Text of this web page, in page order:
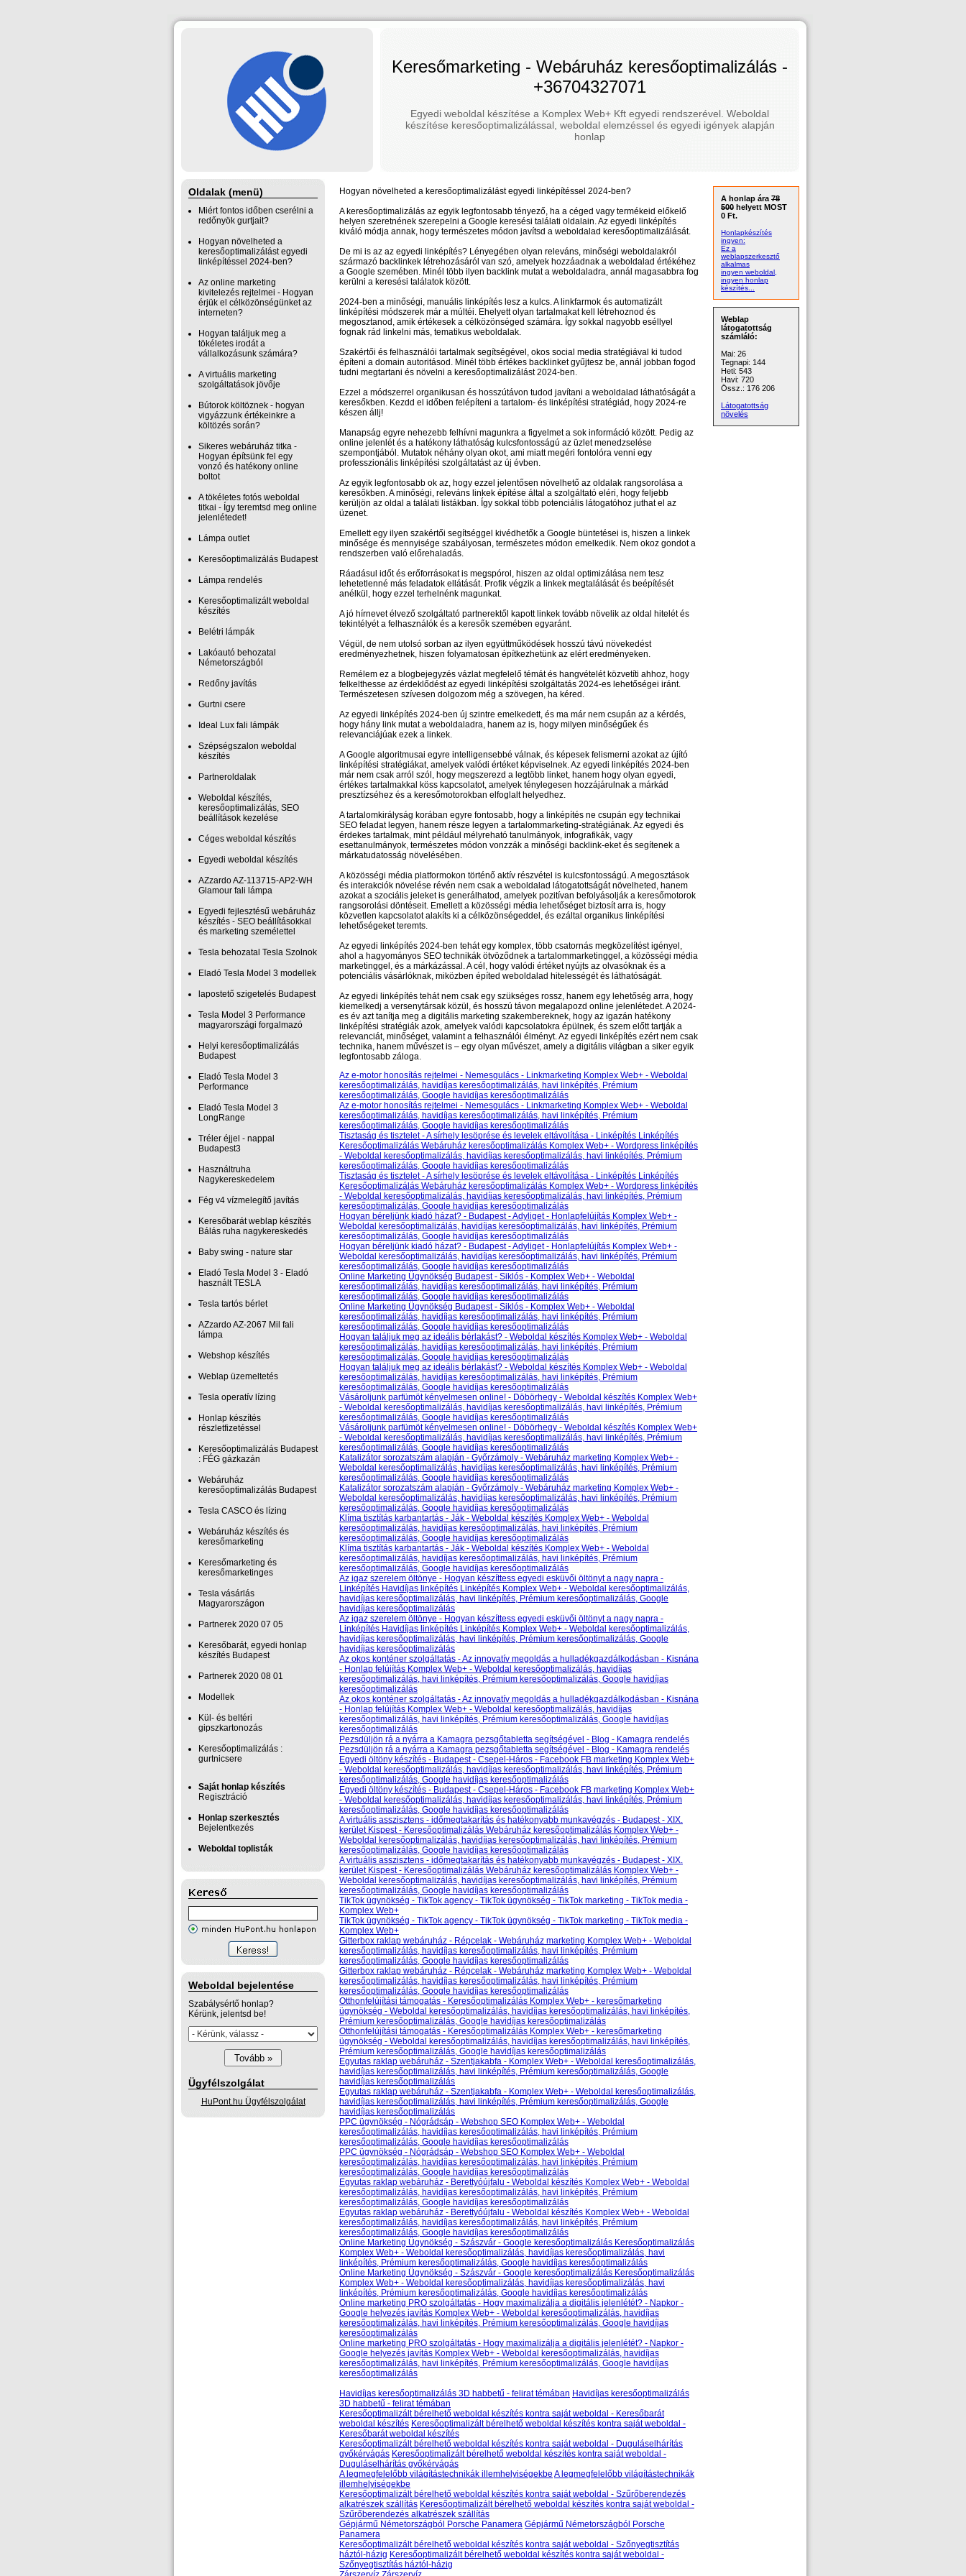
Keresőmarketing - Webáruház keresőoptimalizálás -
+36704327071
Egyedi weboldal készítése a Komplex Web+ Kft egyedi rendszerével. Weboldal
készítése keresőoptimalizálással, weboldal elemzéssel és egyedi igények alapján
honlap
Oldalak (menü)
Miért fontos időben cserélni a
redőnyök gurtjait?
Hogyan növelheted a
keresőoptimalizálást egyedi
linképítéssel 2024-ben?
Az online marketing
kivitelezés rejtelmei - Hogyan
érjük el célközönségünket az
interneten?
Hogyan találjuk meg a
tökéletes irodát a
vállalkozásunk számára?
A virtuális marketing
szolgáltatások jövője
Bútorok költöznek - hogyan
vigyázzunk értékeinkre a
költözés során?
Sikeres webáruház titka -
Hogyan építsünk fel egy
vonzó és hatékony online
boltot
A tökéletes fotós weboldal
titkai - Így teremtsd meg online
jelenlétedet!
Lámpa outlet
Keresőoptimalizálás Budapest
Lámpa rendelés
Keresőoptimalizált weboldal
készítés
Belétri lámpák
Lakóautó behozatal
Németországból
Redőny javítás
Gurtni csere
Ideal Lux fali lámpák
Szépségszalon weboldal
készítés
Partneroldalak
Weboldal készítés,
keresőoptimalizálás, SEO
beállítások kezelése
Céges weboldal készítés
Egyedi weboldal készítés
AZzardo AZ-113715-AP2-WH
Glamour fali lámpa
Egyedi fejlesztésű webáruház
készítés - SEO beállításokkal
és marketing személettel
Tesla behozatal Tesla Szolnok
Eladó Tesla Model 3 modellek
lapostető szigetelés Budapest
Tesla Model 3 Performance
magyarországi forgalmazó
Helyi keresőoptimalizálás
Budapest
Eladó Tesla Model 3
Performance
Eladó Tesla Model 3
LongRange
Tréler éjjel - nappal
Budapest3
Használtruha
Nagykereskedelem
Fég v4 vízmelegítő javítás
Keresőbarát weblap készítés
Bálás ruha nagykereskedés
Baby swing - nature star
Eladó Tesla Model 3 - Eladó
használt TESLA
Tesla tartós bérlet
AZzardo AZ-2067 Mil fali
lámpa
Webshop készítés
Weblap üzemeltetés
Tesla operatív lízing
Honlap készítés
részletfizetéssel
Keresőoptimalizálás Budapest
: FÉG gázkazán
Webáruház
keresőoptimalizálás Budapest
Tesla CASCO és lízing
Webáruház készítés és
keresőmarketing
Keresőmarketing és
keresőmarketinges
Tesla vásárlás
Magyarországon
Partnerek 2020 07 05
Keresőbarát, egyedi honlap‎
készítés Budapest
Partnerek 2020 08 01
Modellek
Kül- és beltéri
gipszkartonozás
Keresőoptimalizálás :
gurtnicsere
Saját honlap készítés
Regisztráció
Honlap szerkesztés
Bejelentkezés
Weboldal toplisták
Weboldal bejelentése
Szabálysértő honlap?
Kérünk, jelentsd be!
Ügyfélszolgálat
HuPont.hu Ügyfélszolgálat
Hogyan növelheted a keresőoptimalizálást egyedi linképítéssel 2024-ben?
A keresőoptimalizálás az egyik legfontosabb tényező, ha a céged vagy termékeid előkelő
helyen szeretnének szerepelni a Google keresési találati oldalain. Az egyedi linképítés
kiváló módja annak, hogy természetes módon javítsd a weboldalad keresőoptimalizálását.
De mi is az az egyedi linképítés? Lényegében olyan releváns, minőségi weboldalakról
származó backlinkek létrehozásáról van szó, amelyek hozzáadnak a weboldalad értékéhez
a Google szemében. Minél több ilyen backlink mutat a weboldaladra, annál magasabbra fog
kerülni a keresési találatok között.
2024-ben a minőségi, manuális linképítés lesz a kulcs. A linkfarmok és automatizált
linképítési módszerek már a múltéi. Ehelyett olyan tartalmakat kell létrehoznod és
megosztanod, amik értékesek a célközönséged számára. Így sokkal nagyobb eséllyel
fognak rád linkelni más, tematikus weboldalak.
Szakértői és felhasználói tartalmak segítségével, okos social media stratégiával ki tudod
építeni a domain autoritásod. Minél több értékes backlinket gyűjtesz be, annál jobban fogod
tudni megtartani és növelni a keresőoptimalizálást 2024-ben.
Ezzel a módszerrel organikusan és hosszútávon tudod javítani a weboldalad láthatóságát a
keresőkben. Kezdd el időben felépíteni a tartalom- és linképítési stratégiád, hogy 2024-re
készen állj!
Manapság egyre nehezebb felhívni magunkra a figyelmet a sok információ között. Pedig az
online jelenlét és a hatékony láthatóság kulcsfontosságú az üzlet menedzselése
szempontjából. Mutatok néhány olyan okot, ami miatt megéri fontolóra venni egy
professzionális linképítési szolgáltatást az új évben.
Az egyik legfontosabb ok az, hogy ezzel jelentősen növelhető az oldalak rangsorolása a
keresőkben. A minőségi, releváns linkek építése által a szolgáltató eléri, hogy feljebb
kerüljön az oldal a találati listákban. Így sokkal több potenciális látogatóhoz juthat el az
üzenet.
Emellett egy ilyen szakértői segítséggel kivédhetők a Google büntetései is, hiszen a linkek
minősége és mennyisége szabályosan, természetes módon emelkedik. Nem okoz gondot a
rendszerben való előrehaladás.
Ráadásul időt és erőforrásokat is megspórol, hiszen az oldal optimizálása nem tesz
lehetetlenné más feladatok ellátását. Profik végzik a linkek megtalálását és beépítését
anélkül, hogy ezzel terhelnénk magunkat.
A jó hírnevet élvező szolgáltató partnerektől kapott linkek tovább növelik az oldal hitelét és
tekintélyét a felhasználók és a keresők szemében egyaránt.
Végül, de nem utolsó sorban az ilyen együttműködések hosszú távú növekedést
eredményezhetnek, hiszen folyamatosan építkezhetünk az elért eredményeken.
Remélem ez a blogbejegyzés vázlat megfelelő témát és hangvételét közvetíti ahhoz, hogy
felkelthesse az érdeklődést az egyedi linképítési szolgáltatás 2024-es lehetőségei iránt.
Természetesen szívesen dolgozom még a szövegen, ha kéred.
Az egyedi linképítés 2024-ben új szintre emelkedett, és ma már nem csupán az a kérdés,
hogy hány link mutat a weboldaladra, hanem az is, hogy milyen minőségűek és
relevanciájúak ezek a linkek.
A Google algoritmusai egyre intelligensebbé válnak, és képesek felismerni azokat az újító
linképítési stratégiákat, amelyek valódi értéket képviselnek. Az egyedi linképítés 2024-ben
már nem csak arról szól, hogy megszerezd a legtöbb linket, hanem hogy olyan egyedi,
értékes tartalmakkal köss kapcsolatot, amelyek ténylegesen hozzájárulnak a márkád
presztízséhez és a keresőmotorokban elfoglalt helyedhez.
A tartalomkirályság korában egyre fontosabb, hogy a linképítés ne csupán egy technikai
SEO feladat legyen, hanem része legyen a tartalommarketing-stratégiának. Az egyedi és
érdekes tartalmak, mint például mélyreható tanulmányok, infografikák, vagy
esettanulmányok, természetes módon vonzzák a minőségi backlink-eket és segítenek a
márkatudatosság növelésében.
A közösségi média platformokon történő aktív részvétel is kulcsfontosságú. A megosztások
és interakciók növelése révén nem csak a weboldalad látogatottságát növelheted, hanem
azokat a szociális jeleket is generálhatod, amelyek pozitívan befolyásolják a keresőmotorok
rangsorolási döntéseit. Emellett a közösségi média lehetőséget biztosít arra is, hogy
közvetlen kapcsolatot alakíts ki a célközönségeddel, és ezáltal organikus linképítési
lehetőségeket teremts.
Az egyedi linképítés 2024-ben tehát egy komplex, több csatornás megközelítést igényel,
ahol a hagyományos SEO technikák ötvöződnek a tartalommarketinggel, a közösségi média
marketinggel, és a márkázással. A cél, hogy valódi értéket nyújts az olvasóknak és a
potenciális vásárlóknak, miközben építed weboldalad hitelességét és láthatóságát.
Az egyedi linképítés tehát nem csak egy szükséges rossz, hanem egy lehetőség arra, hogy
kiemelkedj a versenytársak közül, és hosszú távon megalapozd online jelenlétedet. A 2024-
es év azt tanítja meg a digitális marketing szakembereknek, hogy az igazán hatékony
linképítési stratégiák azok, amelyek valódi kapcsolatokra épülnek, és szem előtt tartják a
relevanciát, minőséget, valamint a felhasználói élményt. Az egyedi linképítés ezért nem csak
technika, hanem művészet is – egy olyan művészet, amely a digitális világban a siker egyik
legfontosabb záloga.
Az e-motor honosítás rejtelmei - Nemesgulács - Linkmarketing Komplex Web+ - Weboldal
keresőoptimalizálás, havidíjas keresőoptimalizálás, havi linképítés, Prémium
keresőoptimalizálás, Google havidíjas keresőoptimalizálás
Az e-motor honosítás rejtelmei - Nemesgulács - Linkmarketing Komplex Web+ - Weboldal
keresőoptimalizálás, havidíjas keresőoptimalizálás, havi linképítés, Prémium
keresőoptimalizálás, Google havidíjas keresőoptimalizálás
Tisztaság és tisztelet - A sírhely lesöprése és levelek eltávolítása - Linképítés Linképítés
Keresőoptimalizálás Webáruház keresőoptimalizálás Komplex Web+ - Wordpress linképítés
- Weboldal keresőoptimalizálás, havidíjas keresőoptimalizálás, havi linképítés, Prémium
keresőoptimalizálás, Google havidíjas keresőoptimalizálás
Tisztaság és tisztelet - A sírhely lesöprése és levelek eltávolítása - Linképítés Linképítés
Keresőoptimalizálás Webáruház keresőoptimalizálás Komplex Web+ - Wordpress linképítés
- Weboldal keresőoptimalizálás, havidíjas keresőoptimalizálás, havi linképítés, Prémium
keresőoptimalizálás, Google havidíjas keresőoptimalizálás
Hogyan béreljünk kiadó házat? - Budapest - Adyliget - Honlapfelújítás Komplex Web+ -
Weboldal keresőoptimalizálás, havidíjas keresőoptimalizálás, havi linképítés, Prémium
keresőoptimalizálás, Google havidíjas keresőoptimalizálás
Hogyan béreljünk kiadó házat? - Budapest - Adyliget - Honlapfelújítás Komplex Web+ -
Weboldal keresőoptimalizálás, havidíjas keresőoptimalizálás, havi linképítés, Prémium
keresőoptimalizálás, Google havidíjas keresőoptimalizálás
Online Marketing Ügynökség Budapest - Siklós - Komplex Web+ - Weboldal
keresőoptimalizálás, havidíjas keresőoptimalizálás, havi linképítés, Prémium
keresőoptimalizálás, Google havidíjas keresőoptimalizálás
Online Marketing Ügynökség Budapest - Siklós - Komplex Web+ - Weboldal
keresőoptimalizálás, havidíjas keresőoptimalizálás, havi linképítés, Prémium
keresőoptimalizálás, Google havidíjas keresőoptimalizálás
Hogyan találjuk meg az ideális bérlakást? - Weboldal készítés Komplex Web+ - Weboldal
keresőoptimalizálás, havidíjas keresőoptimalizálás, havi linképítés, Prémium
keresőoptimalizálás, Google havidíjas keresőoptimalizálás
Hogyan találjuk meg az ideális bérlakást? - Weboldal készítés Komplex Web+ - Weboldal
keresőoptimalizálás, havidíjas keresőoptimalizálás, havi linképítés, Prémium
keresőoptimalizálás, Google havidíjas keresőoptimalizálás
Vásároljunk parfümöt kényelmesen online! - Döbörhegy - Weboldal készítés Komplex Web+
- Weboldal keresőoptimalizálás, havidíjas keresőoptimalizálás, havi linképítés, Prémium
keresőoptimalizálás, Google havidíjas keresőoptimalizálás
Vásároljunk parfümöt kényelmesen online! - Döbörhegy - Weboldal készítés Komplex Web+
- Weboldal keresőoptimalizálás, havidíjas keresőoptimalizálás, havi linképítés, Prémium
keresőoptimalizálás, Google havidíjas keresőoptimalizálás
Katalizátor sorozatszám alapján - Győrzámoly - Webáruház marketing Komplex Web+ -
Weboldal keresőoptimalizálás, havidíjas keresőoptimalizálás, havi linképítés, Prémium
keresőoptimalizálás, Google havidíjas keresőoptimalizálás
Katalizátor sorozatszám alapján - Győrzámoly - Webáruház marketing Komplex Web+ -
Weboldal keresőoptimalizálás, havidíjas keresőoptimalizálás, havi linképítés, Prémium
keresőoptimalizálás, Google havidíjas keresőoptimalizálás
Klíma tisztítás karbantartás - Ják - Weboldal készítés Komplex Web+ - Weboldal
keresőoptimalizálás, havidíjas keresőoptimalizálás, havi linképítés, Prémium
keresőoptimalizálás, Google havidíjas keresőoptimalizálás
Klíma tisztítás karbantartás - Ják - Weboldal készítés Komplex Web+ - Weboldal
keresőoptimalizálás, havidíjas keresőoptimalizálás, havi linképítés, Prémium
keresőoptimalizálás, Google havidíjas keresőoptimalizálás
Az igaz szerelem öltönye - Hogyan készíttess egyedi esküvői öltönyt a nagy napra -
Linképítés Havidíjas linképítés Linképítés Komplex Web+ - Weboldal keresőoptimalizálás,
havidíjas keresőoptimalizálás, havi linképítés, Prémium keresőoptimalizálás, Google
havidíjas keresőoptimalizálás
Az igaz szerelem öltönye - Hogyan készíttess egyedi esküvői öltönyt a nagy napra -
Linképítés Havidíjas linképítés Linképítés Komplex Web+ - Weboldal keresőoptimalizálás,
havidíjas keresőoptimalizálás, havi linképítés, Prémium keresőoptimalizálás, Google
havidíjas keresőoptimalizálás
Az okos konténer szolgáltatás - Az innovatív megoldás a hulladékgazdálkodásban - Kisnána
- Honlap felújítás Komplex Web+ - Weboldal keresőoptimalizálás, havidíjas
keresőoptimalizálás, havi linképítés, Prémium keresőoptimalizálás, Google havidíjas
keresőoptimalizálás
Az okos konténer szolgáltatás - Az innovatív megoldás a hulladékgazdálkodásban - Kisnána
- Honlap felújítás Komplex Web+ - Weboldal keresőoptimalizálás, havidíjas
keresőoptimalizálás, havi linképítés, Prémium keresőoptimalizálás, Google havidíjas
keresőoptimalizálás
Pezsdüljön rá a nyárra a Kamagra pezsgőtabletta segítségével - Blog - Kamagra rendelés
Pezsdüljön rá a nyárra a Kamagra pezsgőtabletta segítségével - Blog - Kamagra rendelés
Egyedi öltöny készítés - Budapest - Csepel-Háros - Facebook FB marketing Komplex Web+
- Weboldal keresőoptimalizálás, havidíjas keresőoptimalizálás, havi linképítés, Prémium
keresőoptimalizálás, Google havidíjas keresőoptimalizálás
Egyedi öltöny készítés - Budapest - Csepel-Háros - Facebook FB marketing Komplex Web+
- Weboldal keresőoptimalizálás, havidíjas keresőoptimalizálás, havi linképítés, Prémium
keresőoptimalizálás, Google havidíjas keresőoptimalizálás
A virtuális asszisztens - időmegtakarítás és hatékonyabb munkavégzés - Budapest - XIX.
kerület Kispest - Keresőoptimalizálás Webáruház keresőoptimalizálás Komplex Web+ -
Weboldal keresőoptimalizálás, havidíjas keresőoptimalizálás, havi linképítés, Prémium
keresőoptimalizálás, Google havidíjas keresőoptimalizálás
A virtuális asszisztens - időmegtakarítás és hatékonyabb munkavégzés - Budapest - XIX.
kerület Kispest - Keresőoptimalizálás Webáruház keresőoptimalizálás Komplex Web+ -
Weboldal keresőoptimalizálás, havidíjas keresőoptimalizálás, havi linképítés, Prémium
keresőoptimalizálás, Google havidíjas keresőoptimalizálás
TikTok ügynökség - TikTok agency - TikTok ügynökség - TikTok marketing - TikTok media -
Komplex Web+
TikTok ügynökség - TikTok agency - TikTok ügynökség - TikTok marketing - TikTok media -
Komplex Web+
Gitterbox raklap webáruház - Répcelak - Webáruház marketing Komplex Web+ - Weboldal
keresőoptimalizálás, havidíjas keresőoptimalizálás, havi linképítés, Prémium
keresőoptimalizálás, Google havidíjas keresőoptimalizálás
Gitterbox raklap webáruház - Répcelak - Webáruház marketing Komplex Web+ - Weboldal
keresőoptimalizálás, havidíjas keresőoptimalizálás, havi linképítés, Prémium
keresőoptimalizálás, Google havidíjas keresőoptimalizálás
Otthonfelújítási támogatás - Keresőoptimalizálás Komplex Web+ - keresőmarketing
ügynökség - Weboldal keresőoptimalizálás, havidíjas keresőoptimalizálás, havi linképítés,
Prémium keresőoptimalizálás, Google havidíjas keresőoptimalizálás
Otthonfelújítási támogatás - Keresőoptimalizálás Komplex Web+ - keresőmarketing
ügynökség - Weboldal keresőoptimalizálás, havidíjas keresőoptimalizálás, havi linképítés,
Prémium keresőoptimalizálás, Google havidíjas keresőoptimalizálás
Egyutas raklap webáruház - Szentjakabfa - Komplex Web+ - Weboldal keresőoptimalizálás,
havidíjas keresőoptimalizálás, havi linképítés, Prémium keresőoptimalizálás, Google
havidíjas keresőoptimalizálás
Egyutas raklap webáruház - Szentjakabfa - Komplex Web+ - Weboldal keresőoptimalizálás,
havidíjas keresőoptimalizálás, havi linképítés, Prémium keresőoptimalizálás, Google
havidíjas keresőoptimalizálás
PPC ügynökség - Nógrádsáp - Webshop SEO Komplex Web+ - Weboldal
keresőoptimalizálás, havidíjas keresőoptimalizálás, havi linképítés, Prémium
keresőoptimalizálás, Google havidíjas keresőoptimalizálás
PPC ügynökség - Nógrádsáp - Webshop SEO Komplex Web+ - Weboldal
keresőoptimalizálás, havidíjas keresőoptimalizálás, havi linképítés, Prémium
keresőoptimalizálás, Google havidíjas keresőoptimalizálás
Egyutas raklap webáruház - Berettyóújfalu - Weboldal készítés Komplex Web+ - Weboldal
keresőoptimalizálás, havidíjas keresőoptimalizálás, havi linképítés, Prémium
keresőoptimalizálás, Google havidíjas keresőoptimalizálás
Egyutas raklap webáruház - Berettyóújfalu - Weboldal készítés Komplex Web+ - Weboldal
keresőoptimalizálás, havidíjas keresőoptimalizálás, havi linképítés, Prémium
keresőoptimalizálás, Google havidíjas keresőoptimalizálás
Online Marketing Ügynökség - Szászvár - Google keresőoptimalizálás Keresőoptimalizálás
Komplex Web+ - Weboldal keresőoptimalizálás, havidíjas keresőoptimalizálás, havi
linképítés, Prémium keresőoptimalizálás, Google havidíjas keresőoptimalizálás
Online Marketing Ügynökség - Szászvár - Google keresőoptimalizálás Keresőoptimalizálás
Komplex Web+ - Weboldal keresőoptimalizálás, havidíjas keresőoptimalizálás, havi
linképítés, Prémium keresőoptimalizálás, Google havidíjas keresőoptimalizálás
Online marketing PRO szolgáltatás - Hogy maximalizálja a digitális jelenlétét? - Napkor -
Google helyezés javítás Komplex Web+ - Weboldal keresőoptimalizálás, havidíjas
keresőoptimalizálás, havi linképítés, Prémium keresőoptimalizálás, Google havidíjas
keresőoptimalizálás
Online marketing PRO szolgáltatás - Hogy maximalizálja a digitális jelenlétét? - Napkor -
Google helyezés javítás Komplex Web+ - Weboldal keresőoptimalizálás, havidíjas
keresőoptimalizálás, havi linképítés, Prémium keresőoptimalizálás, Google havidíjas
keresőoptimalizálás
Havidíjas keresőoptimalizálás 3D habbetű - felirat témában Havidíjas keresőoptimalizálás
3D habbetű - felirat témában
Keresőoptimalizált bérelhető weboldal készítés kontra saját weboldal - Keresőbarát
weboldal készítés Keresőoptimalizált bérelhető weboldal készítés kontra saját weboldal -
Keresőbarát weboldal készítés
Keresőoptimalizált bérelhető weboldal készítés kontra saját weboldal - Duguláselhárítás
győkérvágás Keresőoptimalizált bérelhető weboldal készítés kontra saját weboldal -
Duguláselhárítás győkérvágás
A legmegfelelőbb világítástechnikák illemhelyiségekbe A legmegfelelőbb világítástechnikák
illemhelyiségekbe
Keresőoptimalizált bérelhető weboldal készítés kontra saját weboldal - Szűrőberendezés
alkatrészek szállítás Keresőoptimalizált bérelhető weboldal készítés kontra saját weboldal -
Szűrőberendezés alkatrészek szállítás
Gépjármű Németországból Porsche Panamera Gépjármű Németországból Porsche
Panamera
Keresőoptimalizált bérelhető weboldal készítés kontra saját weboldal - Szőnyegtisztítás
háztól-házig Keresőoptimalizált bérelhető weboldal készítés kontra saját weboldal -
Szőnyegtisztítás háztól-házig
A honlap ára 78
500 helyett MOST
0 Ft.
Honlapkészítés
ingyen:
Ez a
weblapszerkesztő
alkalmas
ingyen weboldal,
ingyen honlap
készítés...
Weblap
látogatottság
számláló:
Mai: 26
Tegnapi: 144
Heti: 543
Havi: 720
Össz.: 176 206
Látogatottság
növelés